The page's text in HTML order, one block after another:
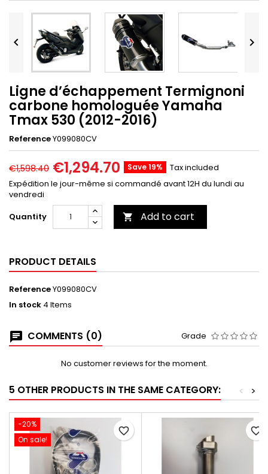
 
Ligne d’échappement Termignoni
carbone homologuée Yamaha
Tmax 530 (2012-2016)
ReferenceY099080CV
€1,598.40 €1,294.70 Save 19%
Tax included
Expédition le jour-même si commandé avant 12H du lundi au
vendredi
Quantity
 Add to cart
PRODUCT DETAILS
ReferenceY099080CV
In stock 4 Items
COMMENTS (0) Grade
No customer reviews for the moment.
5 OTHER PRODUCTS IN THE SAME CATEGORY: >
<
-20%
On sale!
favorite_border favorite_border